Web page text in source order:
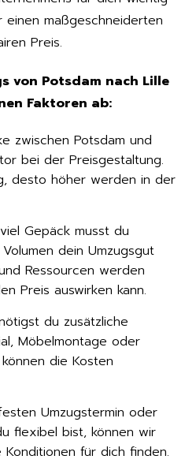
maßgeschneiderten
Preis.
von Potsdam nach Lille
Faktoren ab:
zwischen Potsdam und
bei der Preisgestaltung.
desto höher werden in der
Gepäck musst du
dein Umzugsgut
Ressourcen werden
Preis auswirken kann.
du zusätzliche
Möbelmontage oder
die Kosten
Umzugstermin oder
flexibel bist, können wir
für dich finden.